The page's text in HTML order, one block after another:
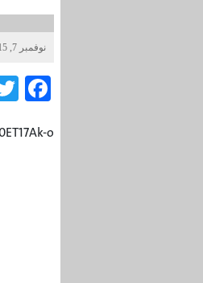
نوفمبر 7, 2015 - 8:43 م
o